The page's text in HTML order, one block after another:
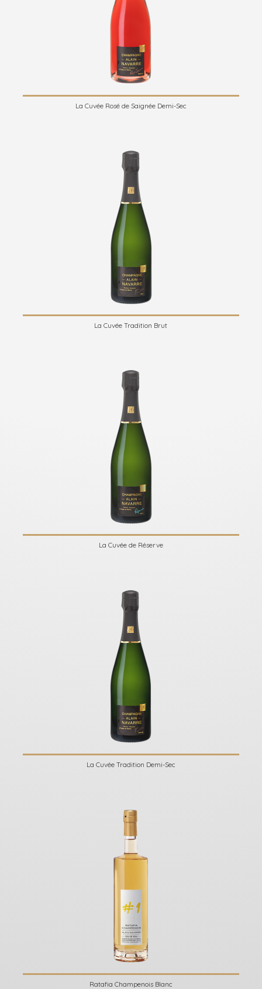
La Cuvée Rosé de Saignée Demi-Sec
La Cuvée Tradition Brut
La Cuvée de Réserve
La Cuvée Tradition Demi-Sec
Ratafia Champenois Blanc